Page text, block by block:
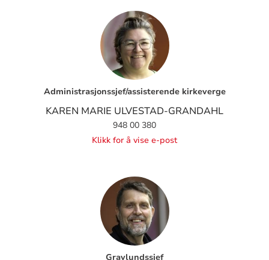
Administrasjonssjef/assisterende kirkeverge
KAREN MARIE ULVESTAD-GRANDAHL
948 00 380
Klikk for å vise e-post
Gravlundssjef